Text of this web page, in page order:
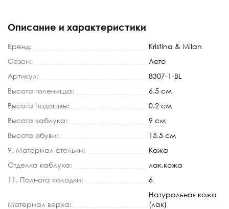
Описание и характеристики
Бренд:
Kristina & Milan
Сезон:
Лето
Артикул:
8307-1-BL
Высота голенища:
6.5 см
Высота подошвы:
0.2 см
Высота каблука:
9 см
Высота обуви:
15.5 см
9. Материал стельки:
Кожа
Отделка каблука:
лак.кожа
11. Полнота колодки:
6
Материал верха:
Натуральная кожа
(лак)